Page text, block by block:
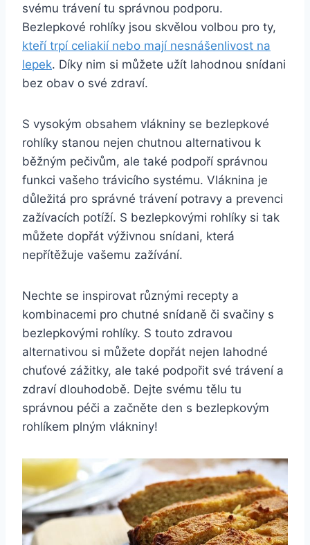
svému trávení tu správnou podporu.
Bezlepkové rohlíky jsou skvělou volbou pro ty,
kteří trpí celiakií nebo mají nesnášenlivost na
lepek. Díky nim si můžete užít lahodnou snídani
bez obav o své zdraví.
S vysokým obsahem vlákniny se bezlepkové
rohlíky stanou nejen chutnou alternativou k
běžným pečivům, ale také podpoří správnou
funkci vašeho trávicího systému. Vláknina je
důležitá pro správné trávení potravy a prevenci
zažívacích potíží. S bezlepkovými rohlíky si tak
můžete dopřát výživnou snídani, která
nepřítěžuje vašemu zažívání.
Nechte se inspirovat různými recepty a
kombinacemi pro chutné snídaně či svačiny s
bezlepkovými rohlíky. S touto zdravou
alternativou si můžete dopřát nejen lahodné
chuťové zážitky, ale také podpořit své trávení a
zdraví dlouhodobě. Dejte svému tělu tu
správnou péči a začněte den s bezlepkovým
rohlíkem plným vlákniny!